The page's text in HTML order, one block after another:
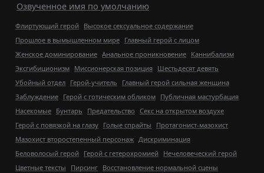
Озвученное имя по умолчанию
Флиртующий герой Высокое сексуальное содержание
Прошлое в вымышленном мире Главный герой с лицом
Женское доминирование Анальное проникновение Каннибализм
Эксгибиционизм Миссионерская позиция Шестьдесят девять
Убойный отдел Герой-учитель
Главный герой сильная женщина
Заблуждение Герой с готическим обликом Публичная мастурбация
Насекомые Бунтарь Предательство Секс на открытом воздухе
Герой с повязкой на глазу Голые спрайты
Протагонист-мазохист
Мазохист второстепенный персонаж Дискриминация
Беловолосый герой Герой с гетерохромией Нечеловеческий герой
Цветные тексты
Пирсинг Восстановление нормальной сцены